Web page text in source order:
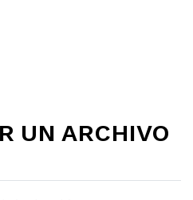
UN ARCHIVO